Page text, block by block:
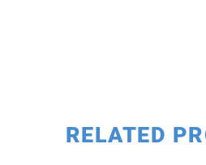
RELATED